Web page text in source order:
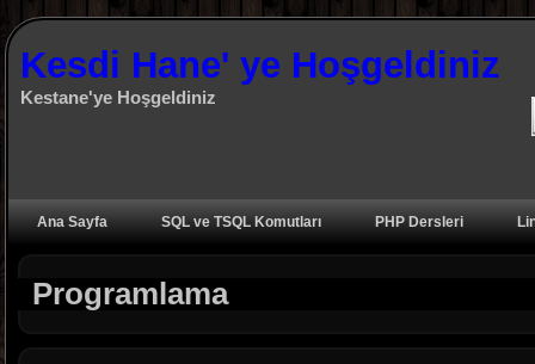
Kesdi Hane' ye Hoşgeldiniz
Kestane'ye Hoşgeldiniz
Ana Sayfa SQL ve TSQL Komutları PHP Dersleri
Programlama